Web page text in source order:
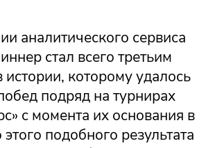
аналитического сервиса
стал всего третьим
истории, которому удалось
подряд на турнирах
с момента их основания в
подобного результата